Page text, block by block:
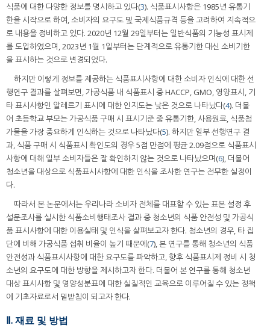
식품에 대한 다양한 정보를 명시하고 있다(3). 식품표시사항은 1985년 유통기
한을 시작으로 하여, 소비자의 요구도 및 국제식품규격 등을 고려하여 지속적으
로 내용을 정비하고 있다. 2020년 12월 29일부터는 일반식품의 기능성 표시제
를 도입하였으며, 2023년 1월 1일부터는 단계적으로 유통기한 대신 소비기한
을 표시하는 것으로 변경되었다.
하지만 이렇게 정보를 제공하는 식품표시사항에 대한 소비자 인식에 대한 선
행연구 결과를 살펴보면, 가공식품 내 식품표시 중 HACCP, GMO, 영양표시, 기
타 표시사항인 알레르기 표시에 대한 인지도는 낮은 것으로 나타났다(4). 더불
어 초등학교 부모는 가공식품 구매 시 표시기준 중 유통기한, 사용원료, 식품첨
가물을 가장 중요하게 인식하는 것으로 나타났다(5). 하지만 일부 선행연구 결
과, 식품 구매 시 식품표시 확인도의 경우 5점 만점에 평균 2.09점으로 식품표시
사항에 대해 일부 소비자들은 잘 확인하지 않는 것으로 나타났으며(6), 더불어
청소년을 대상으로 식품표시사항에 대한 인식을 조사한 연구는 전무한 실정이
다.
따라서 본 논문에서는 우리나라 소비자 전체를 대표할 수 있는 표본 설정 후
설문조사를 실시한 식품소비행태조사 결과 중 청소년의 식품 안전성 및 가공식
품 표시사항에 대한 이용실태 및 인식을 살펴보고자 한다. 청소년의 경우, 타 집
단에 비해 가공식품 섭취 비율이 높기 때문에(7), 본 연구를 통해 청소년의 식품
안전성과 식품표시사항에 대한 요구도를 파악하고, 향후 식품표시제 정비 시 청
소년의 요구도에 대한 방향을 제시하고자 한다. 더불어 본 연구를 통해 청소년
대상 표시사항 및 영양성분표에 대한 실질적인 교육으로 이루어질 수 있는 정책
에 기초자료로서 밑받침이 되고자 한다.
Ⅱ. 재료 및 방법